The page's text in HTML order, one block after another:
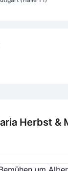
Herbst &